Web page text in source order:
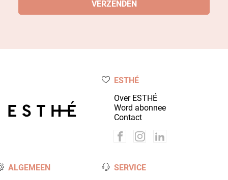
ESTHÉ
Over ESTHÉ
Word abonnee
Contact
ALGEMEEN SERVICE